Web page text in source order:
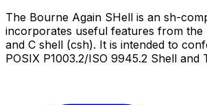
The Bourne Again SHell is an sh-
incorporates useful features from the
and C shell (csh). It is intended to
POSIX P1003.2/ISO 9945.2 Shell and